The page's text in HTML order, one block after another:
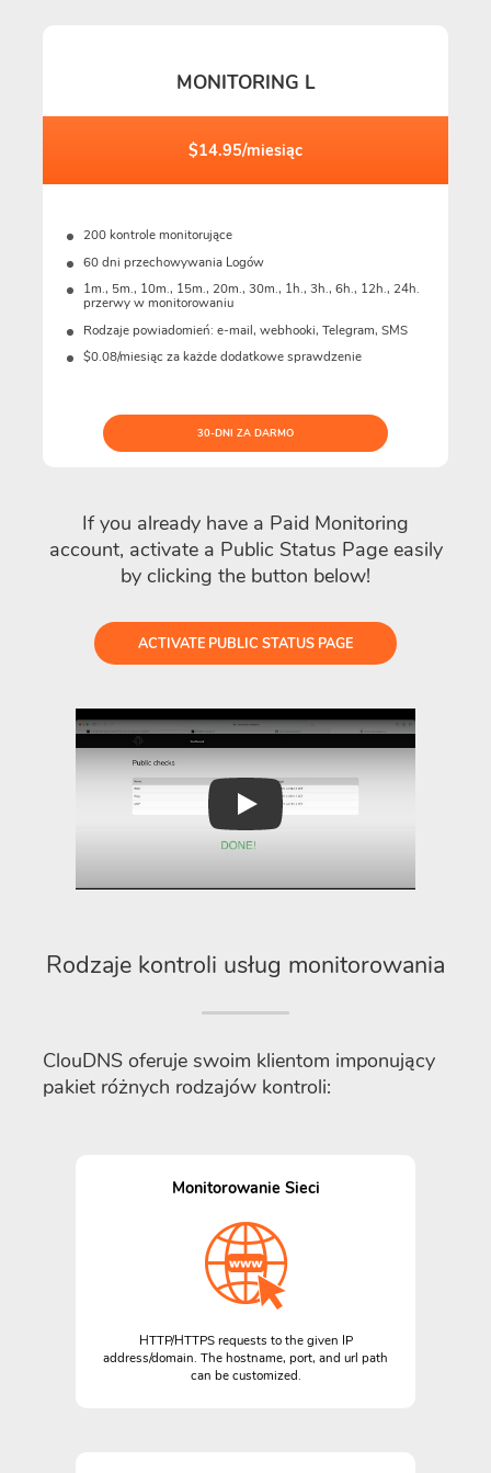
MONITORING L
$14.95/miesiąc
200 kontrole monitorujące
60 dni przechowywania Logów
1m., 5m., 10m., 15m., 20m., 30m., 1h., 3h., 6h., 12h., 24h.
przerwy w monitorowaniu
Rodzaje powiadomień: e-mail, webhooki, Telegram, SMS
$0.08/miesiąc za każde dodatkowe sprawdzenie
30-DNI ZA DARMO
If you already have a Paid Monitoring
account, activate a Public Status Page easily
by clicking the button below!
ACTIVATE PUBLIC STATUS PAGE
Play
Rodzaje kontroli usług monitorowania
ClouDNS oferuje swoim klientom imponujący
pakiet różnych rodzajów kontroli:
Monitorowanie Sieci
HTTP/HTTPS requests to the given IP
address/domain. The hostname, port, and url path
can be customized.